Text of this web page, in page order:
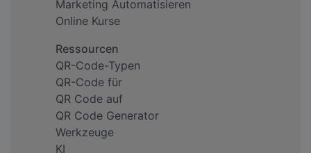
Marketing Automatisieren
Online Kurse
Ressourcen
QR-Code-Typen
QR-Code für
QR Code auf
QR Code Generator
Werkzeuge
KI